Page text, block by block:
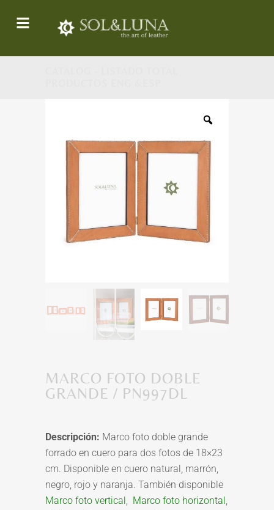
MARCO FOTO DOBLE
GRANDE / PN997DL
Descripción: Marco foto doble grande
forrado en cuero para dos fotos de 18×23
cm. Disponible en cuero natural, marrón,
negro, rojo y naranja. También disponible
Marco foto vertical , Marco foto horizontal ,